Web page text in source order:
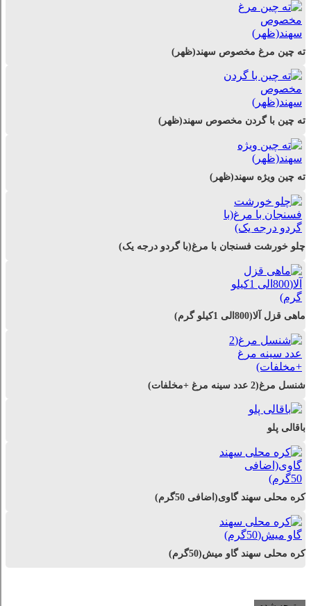
ته چین مرغ مخصوص سهند(ظهر)
ته چین با گردن مخصوص سهند(ظهر)
ته چین ویژه سهند(ظهر)
چلو خورشت فسنجان با مرغ(با گردو درجه یک)
ماهی قزل آلا(800الی 1کیلو گرم)
شنسل مرغ(2 عدد سینه مرغ +مخلفات)
باقالی پلو
کره محلی سهند گاوی(اضافی 50گرم)
کره محلی سهند گاو میش(50گرم)